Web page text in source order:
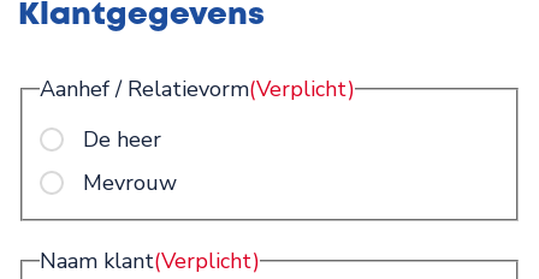
Klantgegevens
Aanhef / Relatievorm(Verplicht)
De heer
Mevrouw
Naam klant(Verplicht)